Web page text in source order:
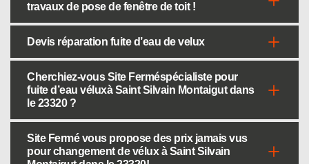
travaux de pose de fenêtre de toit !
Devis réparation fuite d’eau de velux
Cherchiez-vous Site Ferméspécialiste pour
fuite d’eau véluxà Saint Silvain Montaigut dans
le 23320 ?
Site Fermé vous propose des prix jamais vus
pour changement de vélux à Saint Silvain